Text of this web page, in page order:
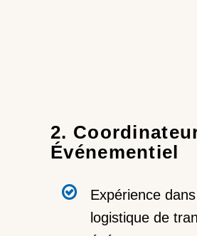
2.
Événementiel
Expérience
logistique de